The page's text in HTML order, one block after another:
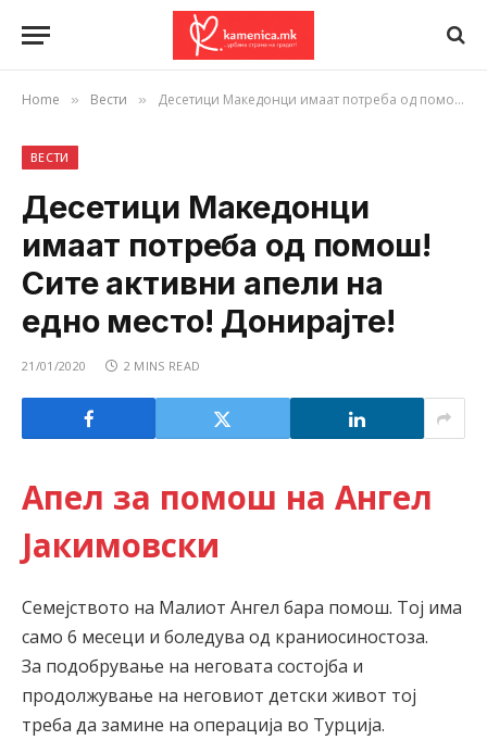
Home » Вести » Десетици Македонци имаат потреба од помош! Сите активни апели на едно место! Донирајте!
ВЕСТИ
Десетици Македонци
имаат потреба од помош!
Сите активни апели на
едно место! Донирајте!
21/01/2020 2 MINS READ
Апел за помош на Ангел
Јакимовски
Семејството на Малиот Ангел бара помош. Тој има
само 6 месеци и боледува од краниосиностоза.
За подобрување на неговата состојба и
продолжување на неговиот детски живот тој
треба да замине на операција во Турција.